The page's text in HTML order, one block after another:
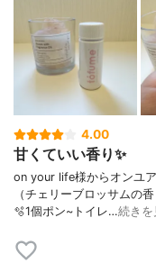
4.00
甘くていい香り✨
on your life様からオンユ
（チェリーブロッサムの
🫧1個ポン~トイレ…続きを